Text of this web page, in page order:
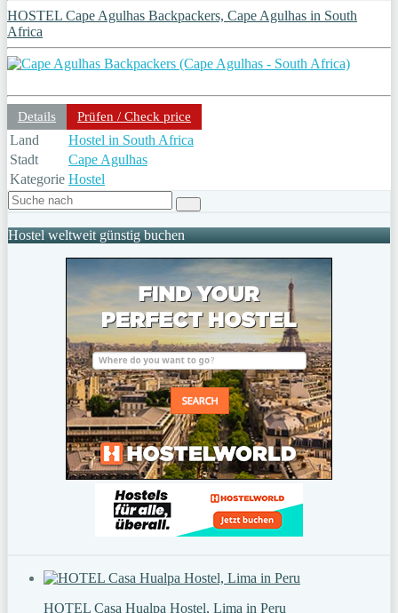
HOSTEL Cape Agulhas Backpackers, Cape Agulhas in South
Africa
Details Prüfen / Check price
Land
Hostel in South Africa
Stadt
Cape Agulhas
Kategorie Hostel
Hostel weltweit günstig buchen
HOTEL Casa Hualpa Hostel, Lima in Peru